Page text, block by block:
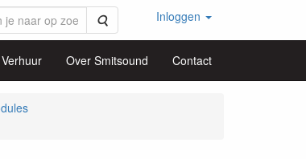
Zoeken Inloggen
Verhuur Over Smitsound Contact